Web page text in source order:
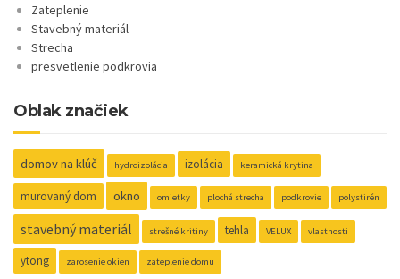
Zateplenie
Stavebný materiál
Strecha
presvetlenie podkrovia
Oblak značiek
domov na klúč hydroizolácia izolácia keramická krytina
murovaný dom okno omietky plochá strecha podkrovie polystirén
stavebný materiál strešné kritiny tehla VELUX vlastnosti
ytong zarosenie okien zateplenie domu